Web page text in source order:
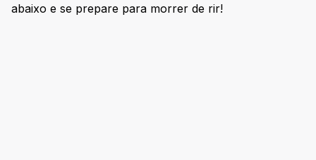
abaixo e se prepare para morrer de rir!